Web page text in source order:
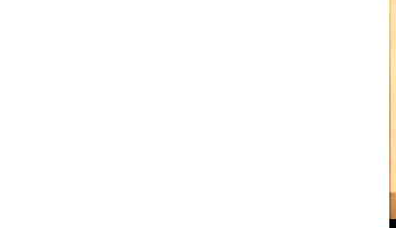
u
s